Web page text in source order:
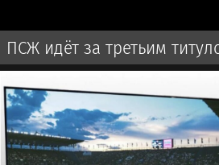
ПСЖ идёт за третьим